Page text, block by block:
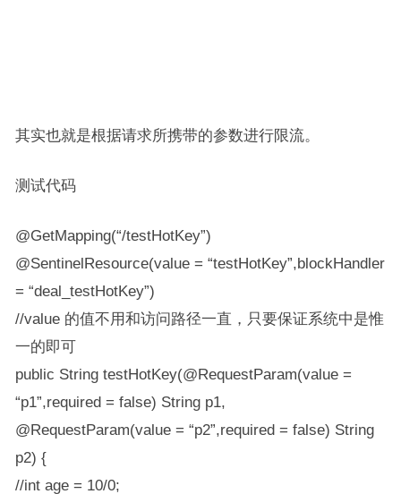
其实也就是根据请求所携带的参数进行限流。
测试代码
@GetMapping(“/testHotKey”)
@SentinelResource(value = “testHotKey”,blockHandler
= “deal_testHotKey”)
//value 的值不用和访问路径一直，只要保证系统中是惟
一的即可
public String testHotKey(@RequestParam(value =
“p1”,required = false) String p1,
@RequestParam(value = “p2”,required = false) String
p2) {
//int age = 10/0;